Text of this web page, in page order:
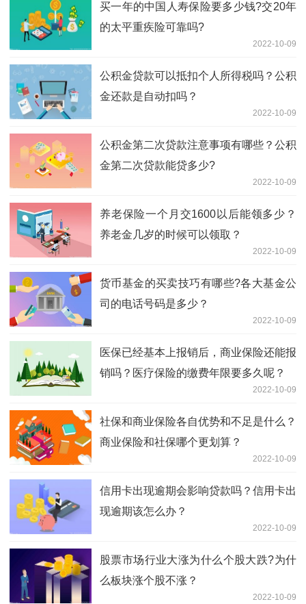
买一年的中国人寿保险要多少钱?交20年
的太平重疾险可靠吗?
2022-10-09
公积金贷款可以抵扣个人所得税吗？公积
金还款是自动扣吗？
2022-10-09
公积金第二次贷款注意事项有哪些？公积
金第二次贷款能贷多少?
2022-10-09
养老保险一个月交1600以后能领多少？
养老金几岁的时候可以领取？
2022-10-09
货币基金的买卖技巧有哪些?各大基金公
司的电话号码是多少？
2022-10-09
医保已经基本上报销后，商业保险还能报
销吗？医疗保险的缴费年限要多久呢？
2022-10-09
社保和商业保险各自优势和不足是什么？
商业保险和社保哪个更划算？
2022-10-09
信用卡出现逾期会影响贷款吗？信用卡出
现逾期该怎么办？
2022-10-09
股票市场行业大涨为什么个股大跌?为什
么板块涨个股不涨？
2022-10-09